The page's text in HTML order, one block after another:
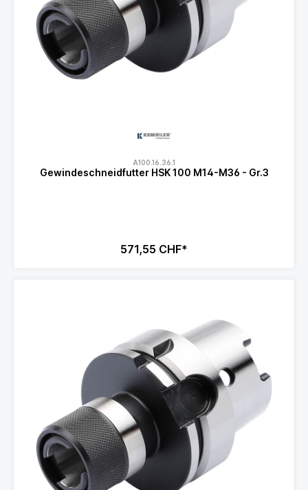
A100.16.36.1
Gewindeschneidfutter HSK 100 M14-M36 - Gr.3
571,55 CHF*